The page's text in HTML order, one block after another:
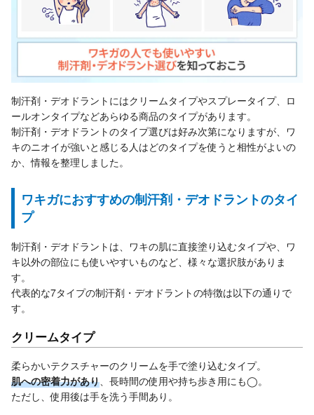
制汗剤・デオドラントにはクリームタイプやスプレータイプ、ロ
ールオンタイプなどあらゆる商品のタイプがあります。
制汗剤・デオドラントのタイプ選びは好み次第になりますが、ワ
キのニオイが強いと感じる人はどのタイプを使うと相性がよいの
か、情報を整理しました。
ワキガにおすすめの制汗剤・デオドラントのタイ
プ
制汗剤・デオドラントは、ワキの肌に直接塗り込むタイプや、ワ
キ以外の部位にも使いやすいものなど、様々な選択肢がありま
す。
代表的な7タイプの制汗剤・デオドラントの特徴は以下の通りで
す。
クリームタイプ
柔らかいテクスチャーのクリームを手で塗り込むタイプ。
肌への密着力があり 、長時間の使用や持ち歩き用にも◯。
ただし、使用後は手を洗う手間あり。